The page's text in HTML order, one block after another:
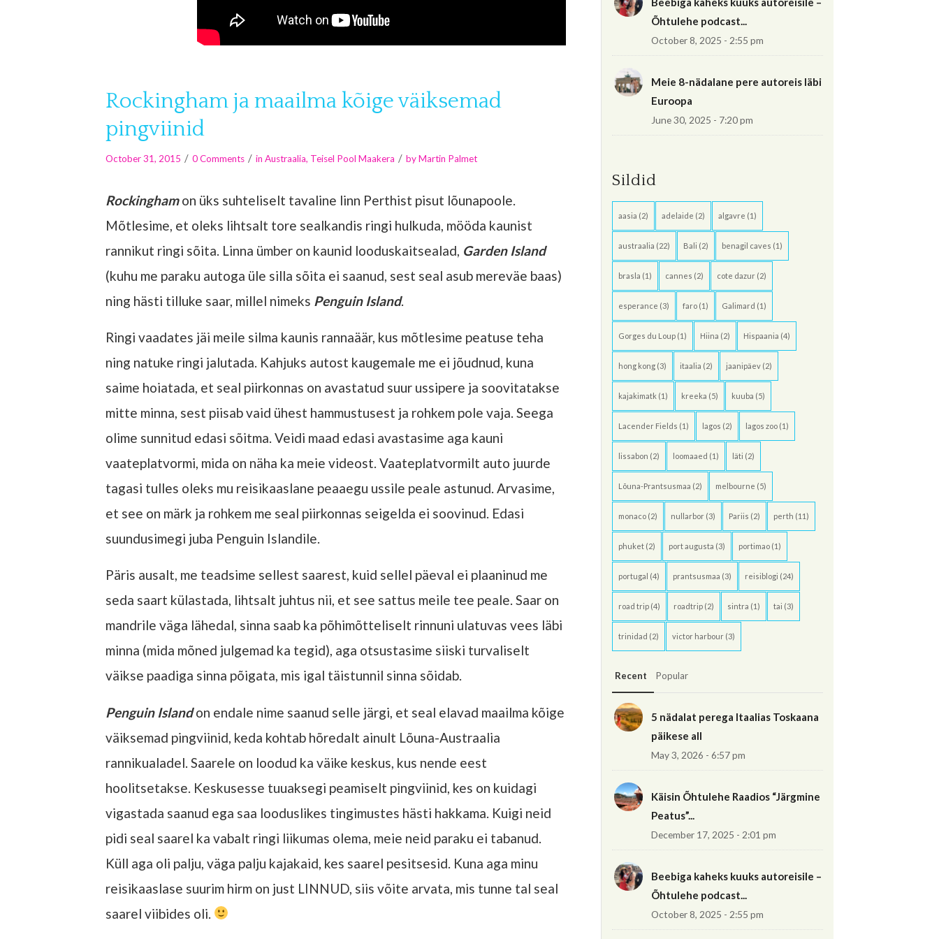
Rockingham ja maailma kõige väiksemad
pingviinid
October 31, 2015 / 0 Comments / in Austraalia, Teisel Pool Maakera / byMartin Palmet
Rockinghamon üks suhteliselt tavaline linn Perthist pisut lõunapoole.
Mõtlesime, et oleks lihtsalt tore sealkandis ringi hulkuda, mööda kaunist
rannikut ringi sõita. Linna ümber on kaunid looduskaitsealad, Garden Island
(kuhu me paraku autoga üle silla sõita ei saanud, sest seal asub mereväe baas)
ning hästi tilluke saar, millel nimeks Penguin Island.
Ringi vaadates jäi meile silma kaunis rannaäär, kus mõtlesime peatuse teha
ning natuke ringi jalutada. Kahjuks autost kaugemale me ei jõudnud, kuna
saime hoiatada, et seal piirkonnas on avastatud suur ussipere ja soovitatakse
mitte minna, sest piisab vaid ühest hammustusest ja rohkem pole vaja. Seega
olime sunnitud edasi sõitma. Veidi maad edasi avastasime aga kauni
vaateplatvormi, mida on näha ka meie videost. Vaateplatvormilt auto juurde
tagasi tulles oleks mu reisikaaslane peaaegu ussile peale astunud. Arvasime,
et see on märk ja rohkem me seal piirkonnas seigelda ei soovinud. Edasi
suundusimegi juba Penguin Islandile.
Päris ausalt, me teadsime sellest saarest, kuid sellel päeval ei plaaninud me
seda saart külastada, lihtsalt juhtus nii, et see sattus meile tee peale. Saar on
mandrile väga lähedal, sinna saab ka põhimõtteliselt rinnuni ulatuvas vees läbi
minna (mida mõned julgemad ka tegid), aga otsustasime siiski turvaliselt
väikse paadiga sinna põigata, mis igal täistunnil sinna sõidab.
Penguin Islandon endale nime saanud selle järgi, et seal elavad maailma kõige
väiksemad pingviinid, keda kohtab hõredalt ainult Lõuna-Austraalia
rannikualadel. Saarele on loodud ka väike keskus, kus nende eest
hoolitsetakse. Keskusesse tuuaksegi peamiselt pingviinid, kes on kuidagi
vigastada saanud ega saa looduslikes tingimustes hästi hakkama. Kuigi neid
pidi seal saarel ka vabalt ringi liikumas olema, meie neid paraku ei tabanud.
Küll aga oli palju, väga palju kajakaid, kes saarel pesitsesid. Kuna aga minu
reisikaaslase suurim hirm on just LINNUD, siis võite arvata, mis tunne tal seal
saarel viibides oli.
Õhtulehe podcast...
October 8, 2025 - 2:55 pm
Meie 8-nädalane pere autoreis läbi
Euroopa
June 30, 2025 - 7:20 pm
Sildid
aasia (2) adelaide (2) algavre (1)
austraalia (22) Bali (2) benagil caves (1)
brasla (1) cannes (2) cote dazur(2)
esperance (3) faro(1) Galimard (1)
Gorges du Loup(1) Hiina (2) Hispaania (4)
hong kong(3) itaalia (2) jaanipäev(2)
kajakimatk (1) kreeka (5) kuuba (5)
Lacender Fields (1) lagos (2) lagos zoo(1)
lissabon (2) loomaaed (1) läti (2)
Lõuna-Prantsusmaa (2) melbourne (5)
monaco(2) nullarbor(3) Pariis (2) perth (11)
phuket(2) port augusta (3) portimao(1)
portugal (4) prantsusmaa (3) reisiblogi (24)
road trip(4) roadtrip(2) sintra (1) tai (3)
trinidad (2) victor harbour(3)
Recent Popular
5 nädalat perega Itaalias Toskaana
päikese all
May 3, 2026 - 6:57 pm
Käisin Õhtulehe Raadios “Järgmine
Peatus”...
December 17, 2025 - 2:01 pm
Beebiga kaheks kuuks autoreisile –
Õhtulehe podcast...
October 8, 2025 - 2:55 pm